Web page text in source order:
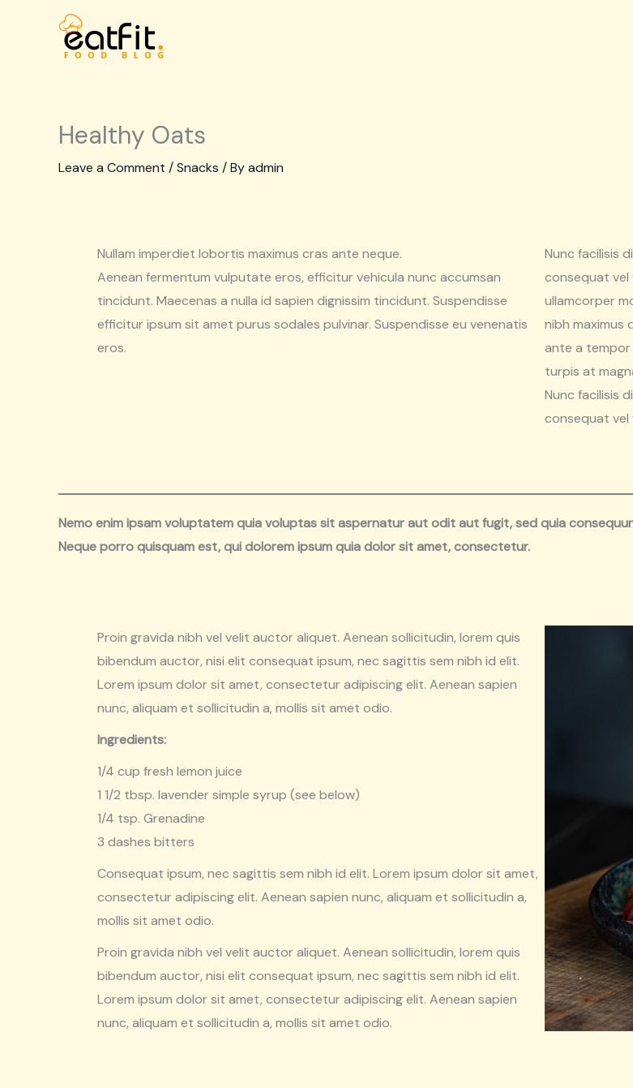
Healthy Oats
Leave a Comment /Snacks / Byadmin
Nullam imperdiet lobortis maximus cras ante neque.
Aenean fermentum vulputate eros, efficitur vehicula nunc accumsan
tincidunt. Maecenas a nulla id sapien dignissim tincidunt. Suspendisse
efficitur ipsum sit amet purus sodales pulvinar. Suspendisse eu venenatis
eros.
Nunc facilisis
consequat vel
ullamcorper
nibh maximus
ante a
turpis at
Nunc facilisis
consequat vel
Nemo enim ipsam voluptatem quia voluptas sit aspernatur aut odit aut fugit, sed quia
Neque porro quisquam est, qui dolorem ipsum quia dolor sit amet, consectetur.
Proin gravida nibh vel velit auctor aliquet. Aenean sollicitudin, lorem quis
bibendum auctor, nisi elit consequat ipsum, nec sagittis sem nibh id elit.
Lorem ipsum dolor sit amet, consectetur adipiscing elit. Aenean sapien
nunc, aliquam et sollicitudin a, mollis sit amet odio.
Ingredients:
1/4 cup fresh lemon juice
1 1/2 tbsp. lavender simple syrup (see below)
1/4 tsp. Grenadine
3 dashes bitters
Consequat ipsum, nec sagittis sem nibh id elit. Lorem ipsum dolor sit amet,
consectetur adipiscing elit. Aenean sapien nunc, aliquam et sollicitudin a,
mollis sit amet odio.
Proin gravida nibh vel velit auctor aliquet. Aenean sollicitudin, lorem quis
bibendum auctor, nisi elit consequat ipsum, nec sagittis sem nibh id elit.
Lorem ipsum dolor sit amet, consectetur adipiscing elit. Aenean sapien
nunc, aliquam et sollicitudin a, mollis sit amet odio.